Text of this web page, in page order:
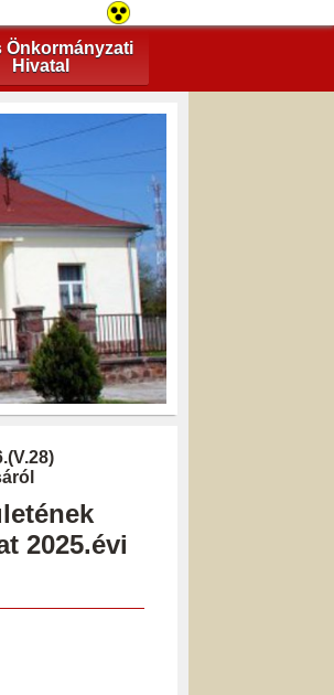
Önkormányzati
Hivatal
2025.évi